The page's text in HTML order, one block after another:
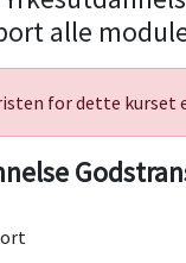
alle
for dette kurset